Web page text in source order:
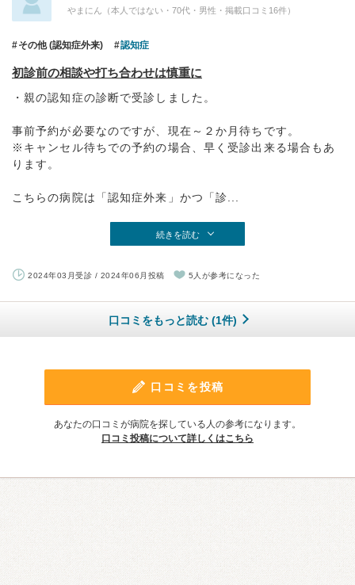
やまにん（本人ではない・70代・男性・掲載口コミ16件）
その他 (認知症外来) 認知症
初診前の相談や打ち合わせは慎重に
・親の認知症の診断で受診しました。
事前予約が必要なのですが、現在～２か月待ちです。
※キャンセル待ちでの予約の場合、早く受診出来る場合もあ
ります。
こちらの病院は「認知症外来」かつ「診...
続きを読む
2024年03月受診 / 2024年06月投稿 5人が参考になった
口コミをもっと読む (1件)
口コミを投稿
あなたの口コミが病院を探している人の参考になります。
口コミ投稿について詳しくはこちら